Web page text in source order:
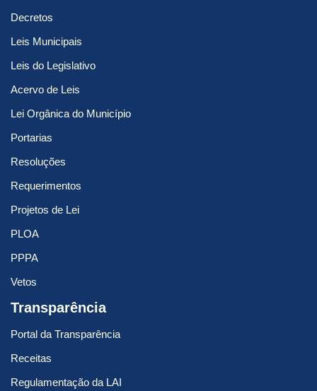
Decretos
Leis Municipais
Leis do Legislativo
Acervo de Leis
Lei Orgânica do Município
Portarias
Resoluções
Requerimentos
Projetos de Lei
PLOA
PPPA
Vetos
Transparência
Portal da Transparência
Receitas
Regulamentação da LAI